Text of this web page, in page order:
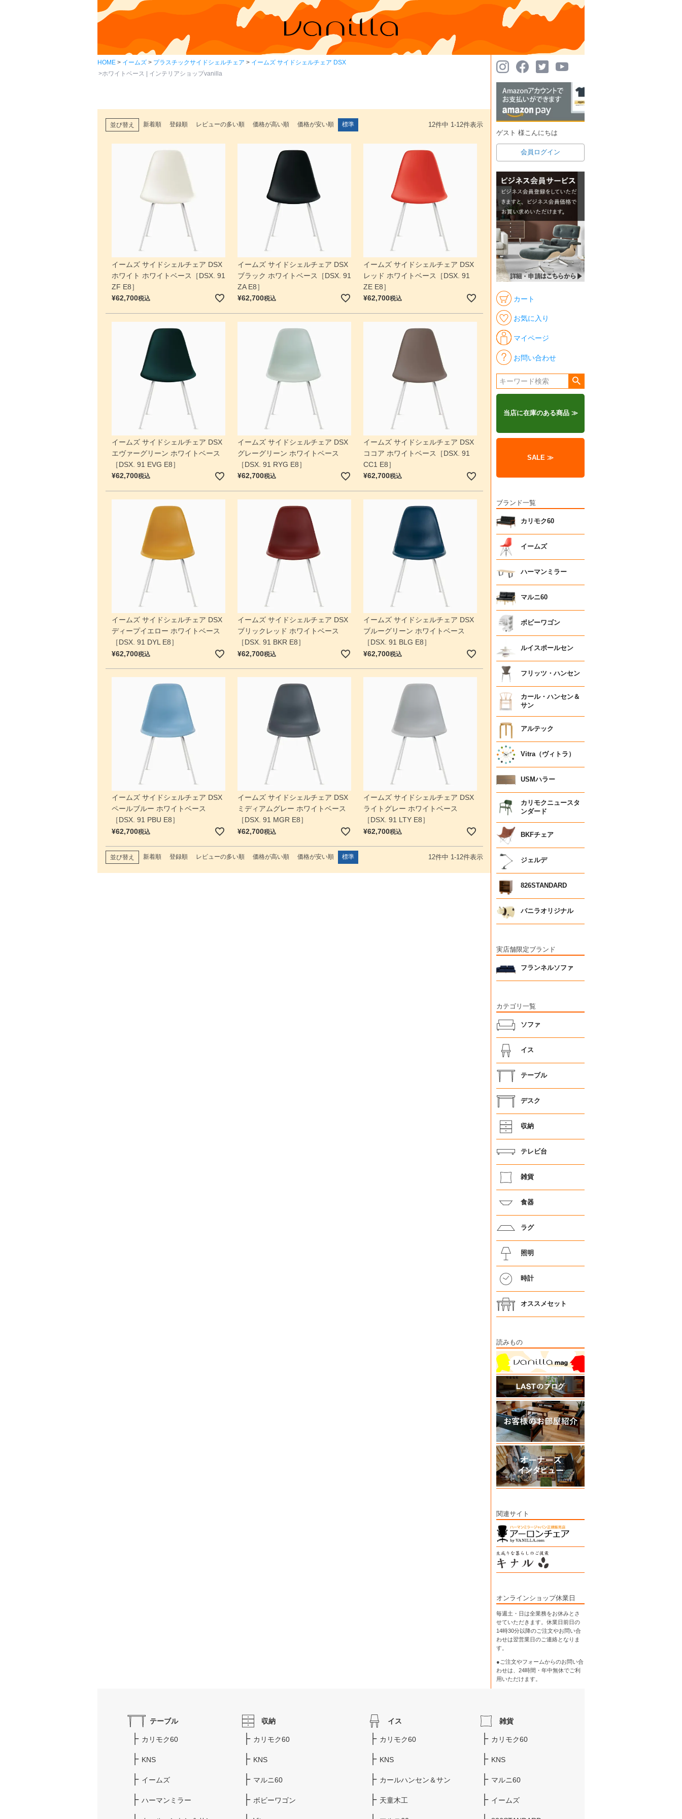
HOME イームズ プラスチックサイドシェルチェア
イームズ サイドシェルチェア DSX
ホワイトベース | インテリアショップvanilla
並び替え 新着順 登録順 レビューの多い順 価格が高い順 価格が安い順 標準 12件中 1-12件表示
イームズ サイドシェルチェア DSX
ホワイト ホワイトベース［DSX. 91
ZF E8］
¥62,700税込
イームズ サイドシェルチェア DSX
ブラック ホワイトベース［DSX. 91
ZA E8］
¥62,700税込
イームズ サイドシェルチェア DSX
レッド ホワイトベース［DSX. 91
ZE E8］
¥62,700税込
イームズ サイドシェルチェア DSX
エヴァーグリーン ホワイトベース
［DSX. 91 EVG E8］
¥62,700税込
イームズ サイドシェルチェア DSX
グレーグリーン ホワイトベース
［DSX. 91 RYG E8］
¥62,700税込
イームズ サイドシェルチェア DSX
ココア ホワイトベース［DSX. 91
CC1 E8］
¥62,700税込
イームズ サイドシェルチェア DSX
ディープイエロー ホワイトベース
［DSX. 91 DYL E8］
¥62,700税込
イームズ サイドシェルチェア DSX
ブリックレッド ホワイトベース
［DSX. 91 BKR E8］
¥62,700税込
イームズ サイドシェルチェア DSX
ブルーグリーン ホワイトベース
［DSX. 91 BLG E8］
¥62,700税込
イームズ サイドシェルチェア DSX
ペールブルー ホワイトベース
［DSX. 91 PBU E8］
¥62,700税込
イームズ サイドシェルチェア DSX
ミディアムグレー ホワイトベース
［DSX. 91 MGR E8］
¥62,700税込
イームズ サイドシェルチェア DSX
ライトグレー ホワイトベース
［DSX. 91 LTY E8］
¥62,700税込
並び替え 新着順 登録順 レビューの多い順 価格が高い順 価格が安い順 標準 12件中 1 -12件表示
ゲスト 様こんにちは
会員ログイン
カート
お気に入り
マイページ
お問い合わせ
検索
当店に在庫のある商品 ≫
SALE ≫
ブランド一覧
カリモク60
イームズ
ハーマンミラー
マルニ60
ボビーワゴン
ルイスポールセン
フリッツ・ハンセン
カール・ハンセン＆
サン
アルテック
Vitra（ヴィトラ）
USMハラー
カリモクニュースタ
ンダード
BKFチェア
ジェルデ
826STANDARD
バニラオリジナル
実店舗限定ブランド
フランネルソファ
カテゴリ一覧
ソファ
イス
テーブル
デスク
収納
テレビ台
雑貨
食器
ラグ
照明
時計
オススメセット
読みもの
関連サイト
オンラインショップ休業日
毎週土・日は全業務をお休みとさ
せていただきます。休業日前日の
14時30分以降のご注文やお問い合
わせは翌営業日のご連絡となりま
す。
●ご注文やフォームからのお問い合
わせは、 24時間・年中無休でご利
用いただけます。
テーブル
カリモク60
KNS
イームズ
ハーマンミラー
収納
カリモク60
KNS
マルニ60
ボビーワゴン
イス
カリモク60
KNS
カールハンセン＆サン
天童木工
雑貨
カリモク60
KNS
マルニ60
イームズ